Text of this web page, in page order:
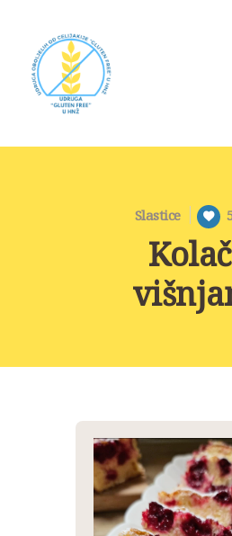
Slastice
UDRUGA
CELIJAKIJE
Poboljšanje položaja i kvalitete života
O NAMA
CELIJAKIJA
BEZGLUTENSKA
PREHRANA
POSTANI ČLAN
NOVOSTI
KONTAKT
PROJEKTI
DONACIJE